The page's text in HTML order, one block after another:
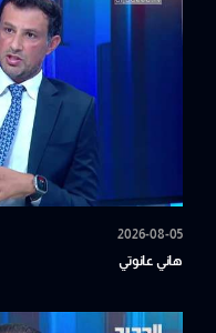
2026-08-05
هاني عانوتي